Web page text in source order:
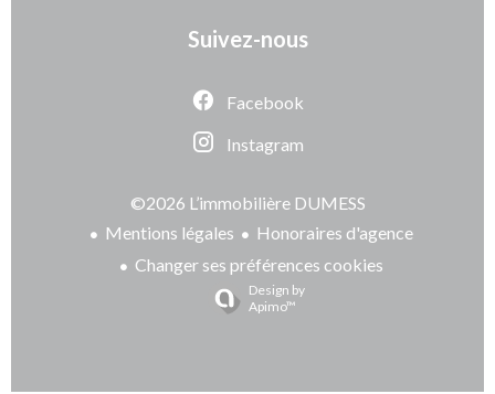
Suivez-nous
Facebook
Instagram
©2026 L’immobilière DUMESS
Mentions légales
Honoraires d'agence
Changer ses préférences cookies
Design by
Apimo™